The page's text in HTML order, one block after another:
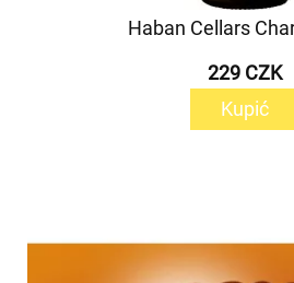
Haban Cellars
229 CZK
Kupić